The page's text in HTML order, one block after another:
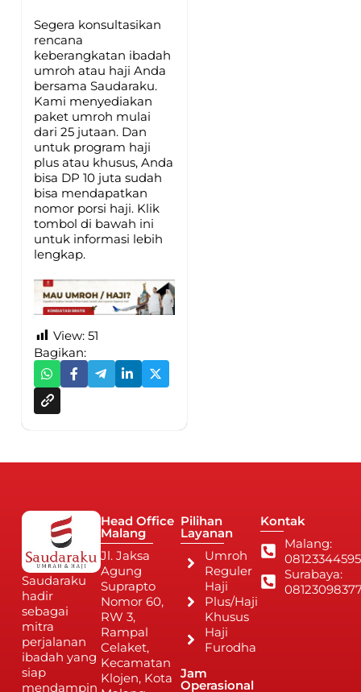
Segera konsultasikan
rencana
keberangkatan ibadah
umroh atau haji Anda
bersama Saudaraku.
Kami menyediakan
paket umroh mulai
dari 25 jutaan. Dan
untuk program haji
plus atau khusus, Anda
bisa DP 10 juta sudah
bisa mendapatkan
nomor porsi haji. Klik
tombol di bawah ini
untuk informasi lebih
lengkap.
View: 51
Bagikan:
Saudaraku
hadir
sebagai
mitra
perjalanan
ibadah yang
siap
mendampin
Head Office
Malang
Jl. Jaksa
Agung
Suprapto
Nomor 60,
RW 3,
Rampal
Celaket,
Kecamatan
Klojen, Kota
Pilihan
Layanan
Umroh
Reguler
Haji
Plus/Haji
Khusus
Haji
Furodha
Jam
Operasional
Kontak
Malang:
Surabaya: